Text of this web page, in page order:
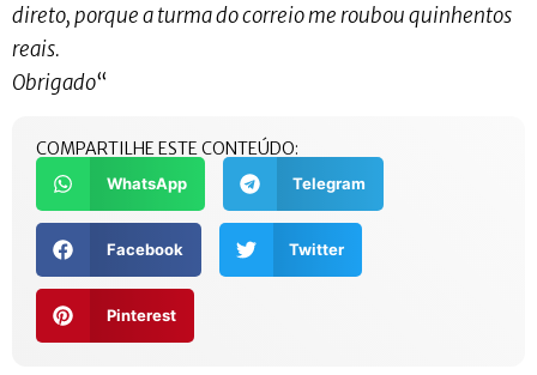
direto, porque a turma do correio me roubou quinhentos
reais.
Obrigado“
COMPARTILHE ESTE CONTEÚDO:
WhatsApp Telegram
Facebook Twitter
Pinterest